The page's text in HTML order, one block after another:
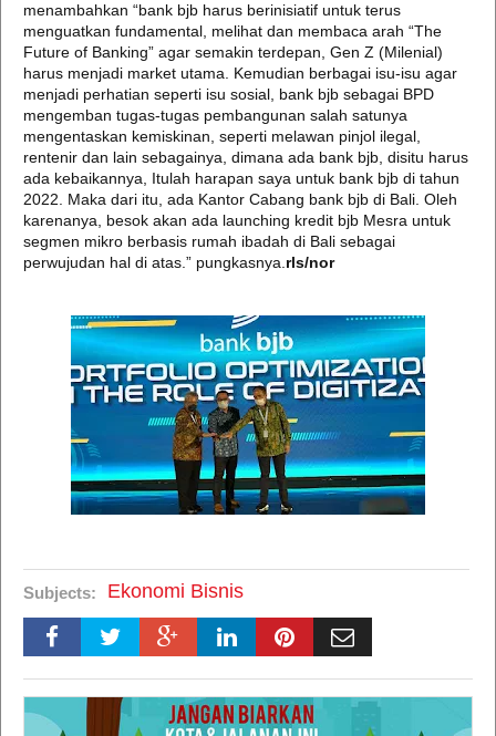
menambahkan “bank bjb harus berinisiatif untuk terus
menguatkan fundamental, melihat dan membaca arah “The
Future of Banking” agar semakin terdepan, Gen Z (Milenial)
harus menjadi market utama. Kemudian berbagai isu-isu agar
menjadi perhatian seperti isu sosial, bank bjb sebagai BPD
mengemban tugas-tugas pembangunan salah satunya
mengentaskan kemiskinan, seperti melawan pinjol ilegal,
rentenir dan lain sebagainya, dimana ada bank bjb, disitu harus
ada kebaikannya, Itulah harapan saya untuk bank bjb di tahun
2022. Maka dari itu, ada Kantor Cabang bank bjb di Bali. Oleh
karenanya, besok akan ada launching kredit bjb Mesra untuk
segmen mikro berbasis rumah ibadah di Bali sebagai
perwujudan hal di atas.” pungkasnya. rls/nor
Subjects: Ekonomi Bisnis